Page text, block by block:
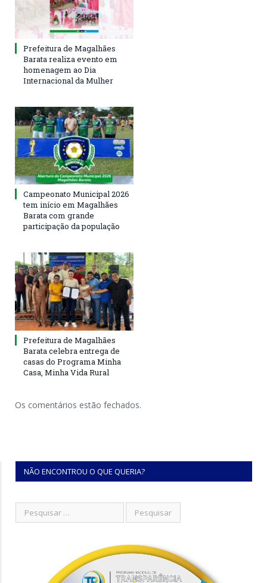
Prefeitura de Magalhães
Barata realiza evento em
homenagem ao Dia
Internacional da Mulher
Campeonato Municipal 2026
tem início em Magalhães
Barata com grande
participação da população
Prefeitura de Magalhães
Barata celebra entrega de
casas do Programa Minha
Casa, Minha Vida Rural
Os comentários estão fechados.
NÃO ENCONTROU O QUE QUERIA?